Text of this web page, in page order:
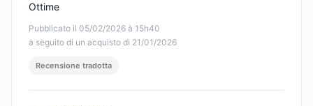
Pubblicato il 05/02/2026 à 15h40
a seguito di un acquisto di 21/01/2026
Ottime
Recensione tradotta